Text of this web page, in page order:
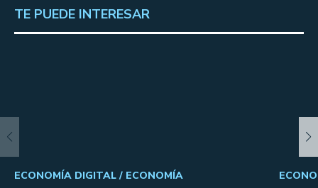
TE PUEDE INTERESAR
ECONOMÍA DIGITAL / ECONOMÍA